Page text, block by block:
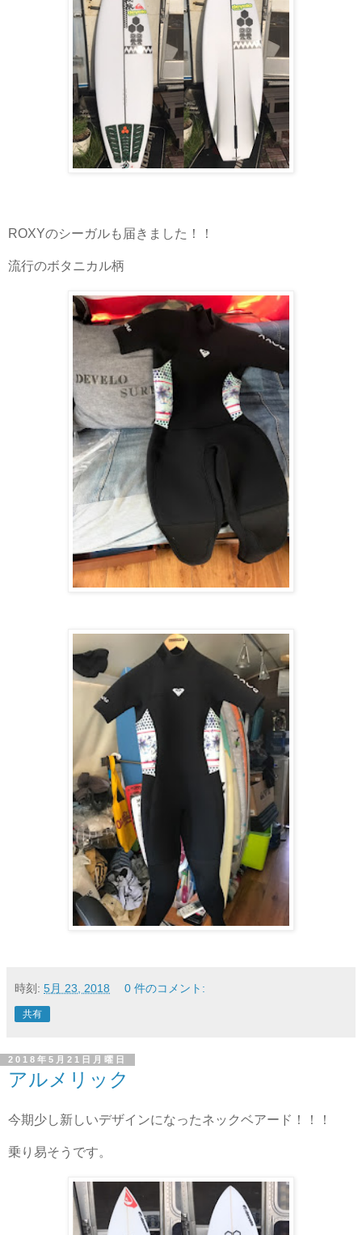
ROXYのシーガルも届きました！！
流行のボタニカル柄
時刻: 5月 23, 2018 0 件のコメント:
共有
2018年5月21日月曜日
アルメリック
今期少し新しいデザインになったネックベアード！！！
乗り易そうです。